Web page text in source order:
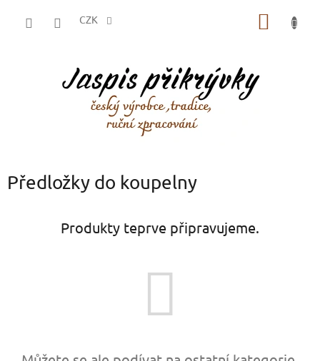
CZK
Předložky do koupelny
Produkty teprve připravujeme.